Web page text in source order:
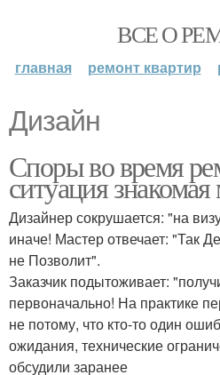
ВСЕ О
главная ремонт квартир
Дизайн
Споры во время
ситуация
Дизайнер сокрушается: "на
иначе! Мастер отвечает: "Так
не Позволит".
Заказчик подытоживает:
первоначально! На практике
не потому, что кто-то один
ожидания, технические
обсудили заранее